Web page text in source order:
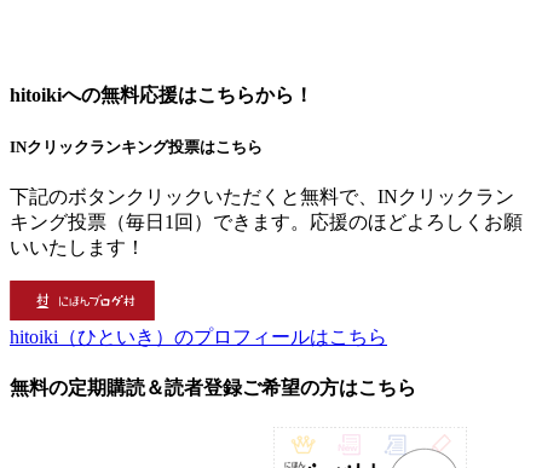
hitoikiへの無料応援はこちらから！
INクリックランキング投票はこちら
下記のボタンクリックいただくと無料で、INクリックラン
キング投票（毎日1回）できます。応援のほどよろしくお願
いいたします！
hitoiki（ひといき）のプロフィールはこちら
無料の定期購読＆読者登録ご希望の方はこちら